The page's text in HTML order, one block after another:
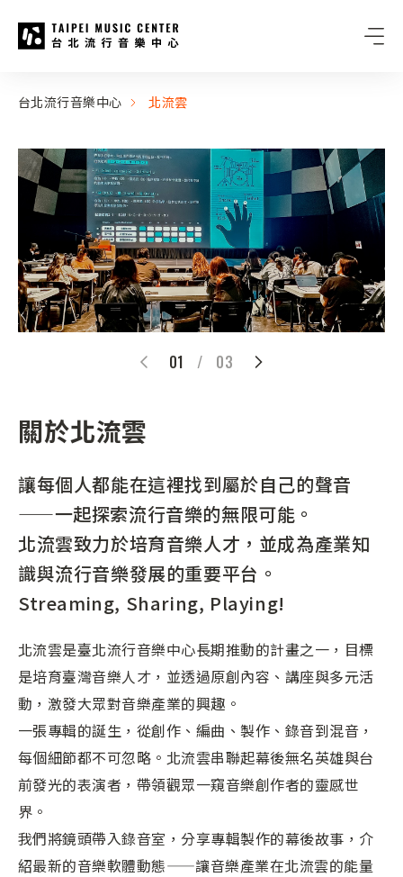
:::
台北流行音樂中心 北流雲
01 / 03
關於北流雲
讓每個人都能在這裡找到屬於自己的聲音
——一起探索流行音樂的無限可能。
北流雲致力於培育音樂人才，並成為產業知
識與流行音樂發展的重要平台。
Streaming, Sharing, Playing!
北流雲是臺北流行音樂中心長期推動的計畫之一，目標
是培育臺灣音樂人才，並透過原創內容、講座與多元活
動，激發大眾對音樂產業的興趣。
一張專輯的誕生，從創作、編曲、製作、錄音到混音，
每個細節都不可忽略。北流雲串聯起幕後無名英雄與台
前發光的表演者，帶領觀眾一窺音樂創作者的靈感世
界。
我們將鏡頭帶入錄音室，分享專輯製作的幕後故事，介
紹最新的音樂軟體動態——讓音樂產業在北流雲的能量